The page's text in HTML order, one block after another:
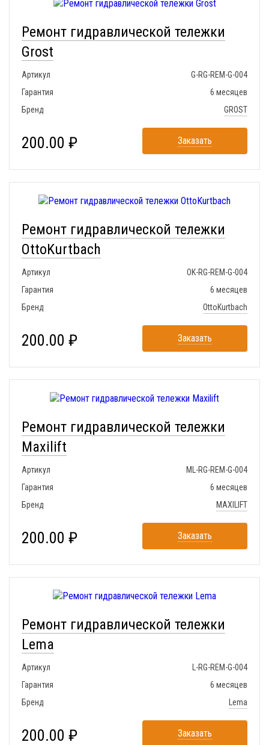
Ремонт гидравлической тележки
Grost
Артикул
G-RG-REM-G-004
Гарантия
6 месяцев
Бренд
GROST
200.00 ₽ Заказать
Ремонт гидравлической тележки
OttoKurtbach
Артикул
OK-RG-REM-G-004
Гарантия
6 месяцев
Бренд
OttoKurtbach
200.00 ₽ Заказать
Ремонт гидравлической тележки
Maxilift
Артикул
ML-RG-REM-G-004
Гарантия
6 месяцев
Бренд
MAXILIFT
200.00 ₽ Заказать
Ремонт гидравлической тележки
Lema
Артикул
L-RG-REM-G-004
Гарантия
6 месяцев
Бренд
Lema
200.00 ₽ Заказать